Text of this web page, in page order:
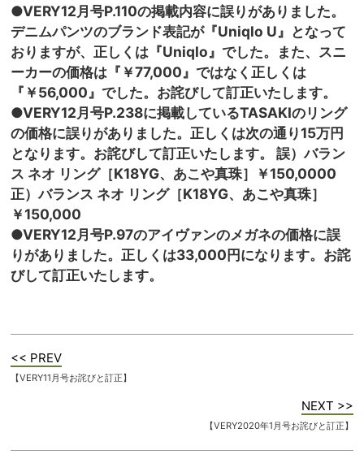
●VERY12月号P.110の掲載内容に誤りがありました。
デニムパンツのブランド表記が『Uniqlo U』となって
おりますが、正しくは『Uniqlo』でした。また、スニ
ーカーの価格は『￥77,000』ではなく正しくは
『￥56,000』でした。お詫びして訂正いたします。
●VERY12月号P.238に掲載しているTASAKIのリング
の価格に誤りがありました。正しくは次の通り15万円
となります。お詫びして訂正いたします。 誤）バラン
ス ネオ リング［K18YG、あこや真珠］￥150,0000
正）バランス ネオ リング［K18YG、あこや真珠］
￥150,000
●VERY12月号P.97のアイヴァンのメガネの価格に誤
りがありました。正しくは33,000円になります。お詫
びして訂正いたします。
<< PREV
【VERY11月号お詫びと訂正】
NEXT >>
【VERY2020年1月号お詫びと訂正】